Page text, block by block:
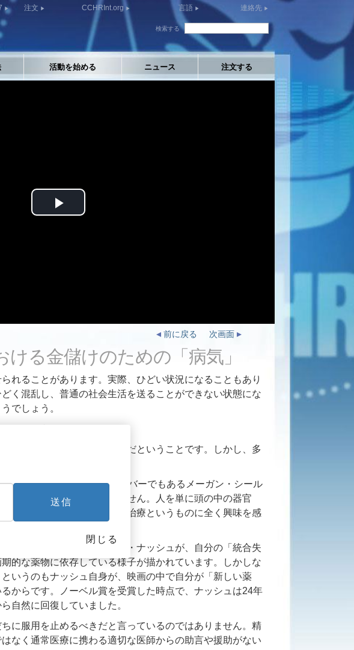
注文 CCHRInt.org 言語 連絡先
検索する
活動を始める ニュース 注文する
Play
次画面
前に戻る
る金儲けのための「病気」
れることがあります。実際、ひどい状況になることもあり
く混乱し、普通の社会生活を送ることができない状態にな
でしょう。
である精神科に相談すべきだということです。しかし、多
欺瞞です。
護の会の諮問委員会のメンバーでもあるメーガン・シール
医は心について何も知りません。人を単に頭の中の器官
神性や規範的な医療ないし治療というものに全く興味を感
ノーベル賞受賞者のジョン・ナッシュが、自分の「統合失
的な薬物に依存している様子が描かれています。
しかしな
いうのもナッシュ自身が、映画の中で自分が「新しい薬
からです。ノーベル賞を受賞した時点で、ナッシュは24年
自然に回復していました。
に服用を止めるべきだと言っているのではありません。精
なく通常医療に携わる適切な医師からの助言や援助がない
送信
閉じる